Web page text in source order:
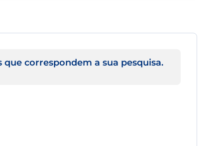
correspondem a sua pesquisa.